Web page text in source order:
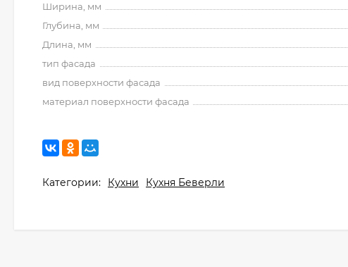
Ширина, мм
Глубина, мм
Длина, мм
тип фасада
вид поверхности фасада
материал поверхности фасада
Категории: Кухни Кухня Беверли